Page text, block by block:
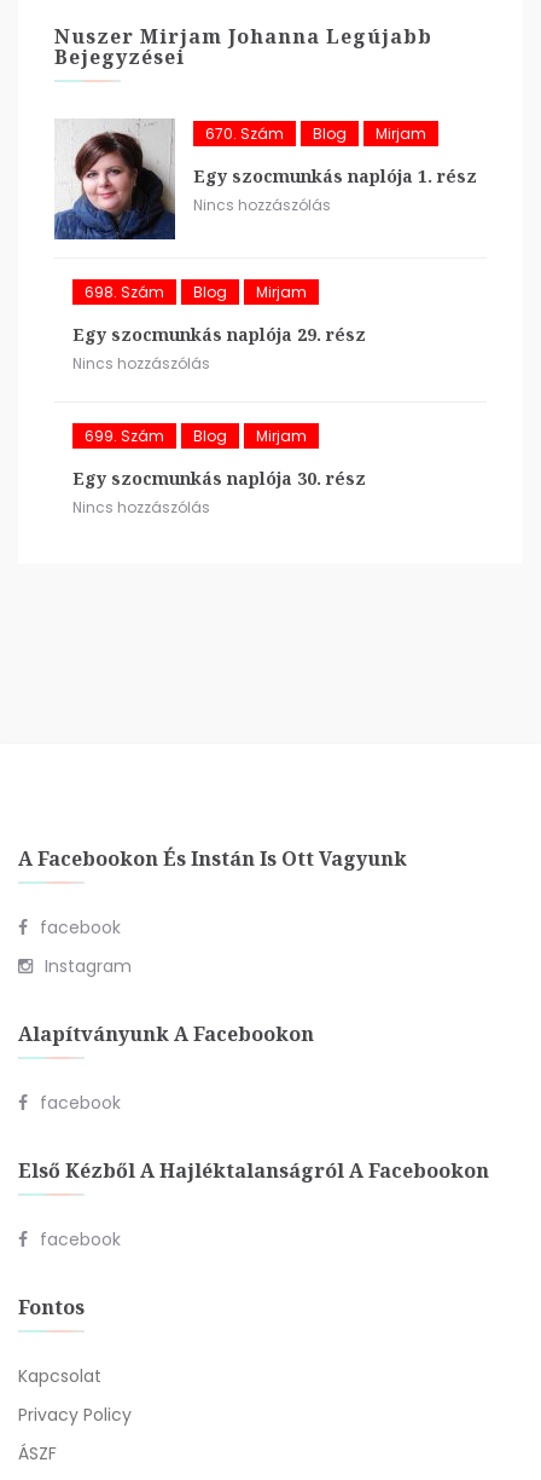
Nuszer Mirjam Johanna Legújabb
Bejegyzései
670. Szám Blog Mirjam
Egy szocmunkás naplója 1. rész
Nincs hozzászólás
698. Szám Blog Mirjam
Egy szocmunkás naplója 29. rész
Nincs hozzászólás
699. Szám Blog Mirjam
Egy szocmunkás naplója 30. rész
Nincs hozzászólás
A Facebookon És Instán Is Ott Vagyunk
facebook
Instagram
Alapítványunk A Facebookon
facebook
Első Kézből A Hajléktalanságról A Facebookon
facebook
Fontos
Kapcsolat
Privacy Policy
ÁSZF